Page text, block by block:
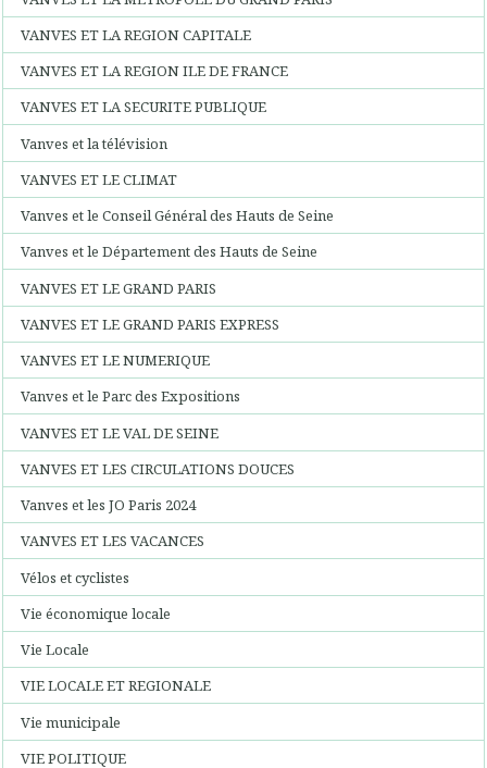
VANVES ET LA REGION CAPITALE
VANVES ET LA REGION ILE DE FRANCE
VANVES ET LA SECURITE PUBLIQUE
Vanves et la télévision
VANVES ET LE CLIMAT
Vanves et le Conseil Général des Hauts de Seine
Vanves et le Département des Hauts de Seine
VANVES ET LE GRAND PARIS
VANVES ET LE GRAND PARIS EXPRESS
VANVES ET LE NUMERIQUE
Vanves et le Parc des Expositions
VANVES ET LE VAL DE SEINE
VANVES ET LES CIRCULATIONS DOUCES
Vanves et les JO Paris 2024
VANVES ET LES VACANCES
Vélos et cyclistes
Vie économique locale
Vie Locale
VIE LOCALE ET REGIONALE
Vie municipale
VIE POLITIQUE